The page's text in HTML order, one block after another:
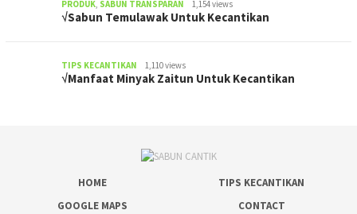
PRODUK, SABUN TRANSPARAN 1,154 views
√Sabun Temulawak Untuk Kecantikan
TIPS KECANTIKAN 1,110 views
√Manfaat Minyak Zaitun Untuk Kecantikan
HOME
TIPS KECANTIKAN
GOOGLE MAPS
CONTACT